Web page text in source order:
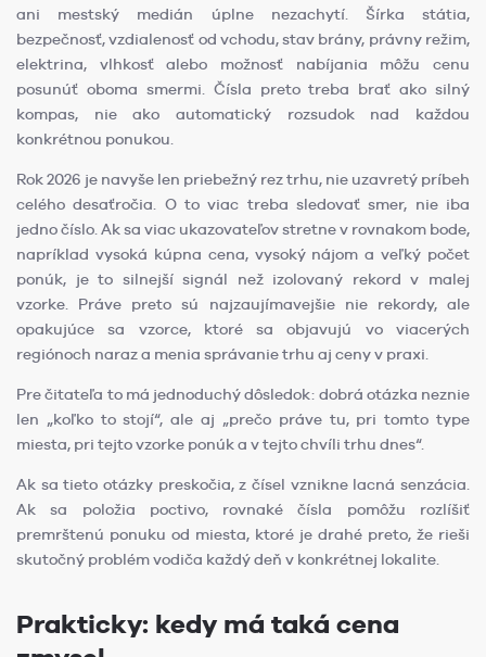
ani mestský medián úplne nezachytí. Šírka státia,
bezpečnosť, vzdialenosť od vchodu, stav brány, právny režim,
elektrina, vlhkosť alebo možnosť nabíjania môžu cenu
posunúť oboma smermi. Čísla preto treba brať ako silný
kompas, nie ako automatický rozsudok nad každou
konkrétnou ponukou.
Rok 2026 je navyše len priebežný rez trhu, nie uzavretý príbeh
celého desaťročia. O to viac treba sledovať smer, nie iba
jedno číslo. Ak sa viac ukazovateľov stretne v rovnakom bode,
napríklad vysoká kúpna cena, vysoký nájom a veľký počet
ponúk, je to silnejší signál než izolovaný rekord v malej
vzorke. Práve preto sú najzaujímavejšie nie rekordy, ale
opakujúce sa vzorce, ktoré sa objavujú vo viacerých
regiónoch naraz a menia správanie trhu aj ceny v praxi.
Pre čitateľa to má jednoduchý dôsledok: dobrá otázka neznie
len „koľko to stojí“, ale aj „prečo práve tu, pri tomto type
miesta, pri tejto vzorke ponúk a v tejto chvíli trhu dnes“.
Ak sa tieto otázky preskočia, z čísel vznikne lacná senzácia.
Ak sa položia poctivo, rovnaké čísla pomôžu rozlíšiť
premrštenú ponuku od miesta, ktoré je drahé preto, že rieši
skutočný problém vodiča každý deň v konkrétnej lokalite.
Prakticky: kedy má taká cena